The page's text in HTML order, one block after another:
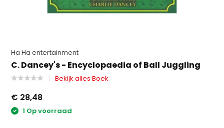
Ha Ha entertainment
C. Dancey's - Encyclopaedia of Ball Juggling
Bekijk alles Boek
€ 28,48
1 Op voorraad